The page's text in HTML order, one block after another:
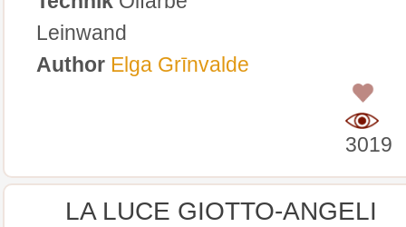
Leinwand
Author Elga Grīnvalde
3019
LA LUCE GIOTTO-ANGELI